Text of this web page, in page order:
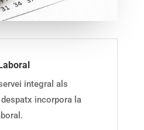
integral als
incorpora la